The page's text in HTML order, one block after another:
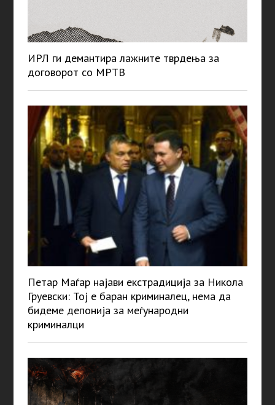
ИРЛ ги демантира лажните тврдења за
договорот со МРТВ
Петар Маѓар најави екстрадиција за Никола
Груевски: Тој е баран криминалец, нема да
бидеме депонија за меѓународни
криминалци